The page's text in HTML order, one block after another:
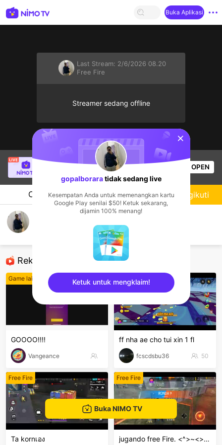
Buka Aplikasi
Last Stream: 2/6/2026 08.20
Free Fire
Streamer sedang offline
fcscdsbu36
sedang siaran langsung!
Penonton OPEN
Chat Streamer
Rekomendasi
Game lainnya
GOOOO!!!!
Vangeance
Free Fire
ff nha ae cho tui xin 1 fl
fcscdsbu36 50
Free Fire
Ta kornเอง
Free Fire
jugando free Fire. <^>~<> -_-)
Mengikuti
Buka NIMO TV
sentinelStart
gopalboraratidak sedang live
Kesempatan Anda untuk memenangkan kartu
Google Play senilai $50! Ketuk sekarang,
dijamin 100% menang!
Ketuk untuk mengklaim!
sentinelEnd